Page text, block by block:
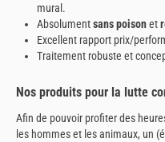
mural.
Absolumentsans poisonet
Excellent rapport prix/
Traitement robuste et
Nos produits pour la lutte
Afin de pouvoir profiter des
les hommes et les animaux, un